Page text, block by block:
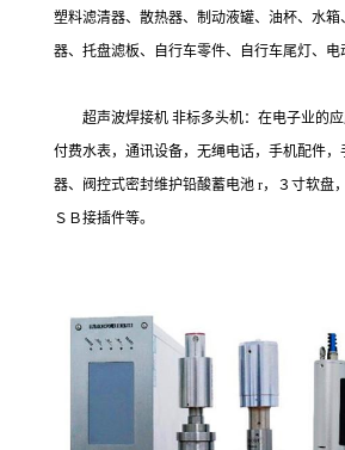
塑料滤清器、散热器、制动液罐、油杯、水
器、托盘滤板、自行车零件、自行车尾灯、电
超声波焊接机 非标多头机：在电子业的应
付费水表，通讯设备，无绳电话，手机配件
器、阀控式密封维护铅酸蓄电池 r，３寸软盘
ＳＢ接插件等。